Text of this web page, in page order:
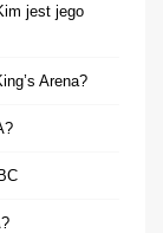
jest jego
Arena?